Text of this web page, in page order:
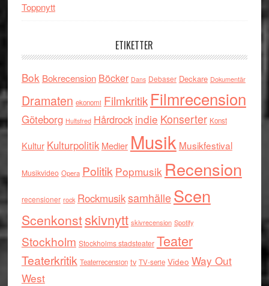
Toppnytt
ETIKETTER
Bok Bokrecension Böcker Dans Debaser Deckare Dokumentär
Dramaten ekonomi Filmkritik Filmrecension
Göteborg Hultsfred Hårdrock indie Konserter Konst
Kultur Kulturpolitik Medier Musik Musikfestival
Musikvideo Opera Politik Popmusik Recension
recensioner rock RockmusiksamhälleScen
Scenkonstskivnytt skivrecension Spotify
Stockholm Stockholms stadsteater Teater
Teaterkritik Teaterrecension tv TV-serie Video Way Out
West